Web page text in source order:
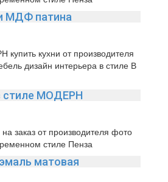
МДФ патина
стиле МОДЕРН
матовая